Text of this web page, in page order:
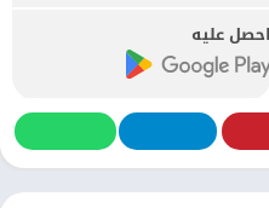
احصل عليه